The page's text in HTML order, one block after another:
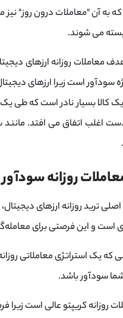
به آن "معاملات درون روز"
بسته می شوند.
معاملات روزانه ارزهای
سودآور است زیرا ارزهای
اغلب اتفاق می افتد. مانند
روزانه
ترید روزانه ارزهای
است و این فرصتی برای
که یک استراتژی معاملاتی
سودآور باشد.
روزانه کریپتو عالی است